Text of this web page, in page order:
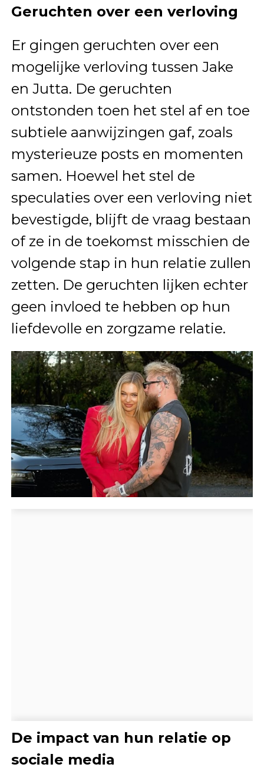
Geruchten over een verloving
Er gingen geruchten over een
mogelijke verloving tussen Jake
en Jutta. De geruchten
ontstonden toen het stel af en toe
subtiele aanwijzingen gaf, zoals
mysterieuze posts en momenten
samen. Hoewel het stel de
speculaties over een verloving niet
bevestigde, blijft de vraag bestaan
of ze in de toekomst misschien de
volgende stap in hun relatie zullen
zetten. De geruchten lijken echter
geen invloed te hebben op hun
liefdevolle en zorgzame relatie.
De impact van hun relatie op
sociale media